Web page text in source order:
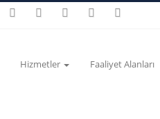
Hizmetler Faaliyet Alanları